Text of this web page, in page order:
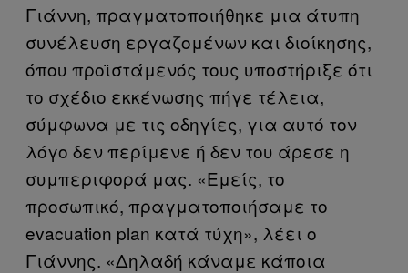
Γιάννη, πραγματοποιήθηκε μια άτυπη
συνέλευση εργαζομένων και διοίκησης,
όπου προϊστάμενός τους υποστήριξε ότι
το σχέδιο εκκένωσης πήγε τέλεια,
σύμφωνα με τις οδηγίες, για αυτό τον
λόγο δεν περίμενε ή δεν του άρεσε η
συμπεριφορά μας. «Εμείς, το
προσωπικό, πραγματοποιήσαμε το
evacuation plan κατά τύχη», λέει ο
Γιάννης. «Δηλαδή κάναμε κάποια